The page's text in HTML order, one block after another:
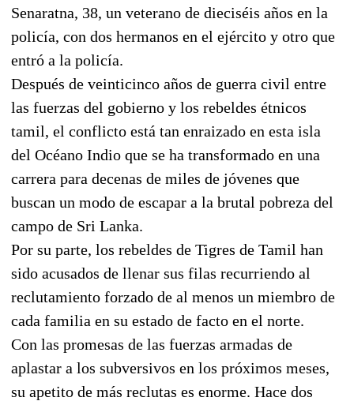
Senaratna, 38, un veterano de dieciséis años en la
policía, con dos hermanos en el ejército y otro que
entró a la policía.
Después de veinticinco años de guerra civil entre
las fuerzas del gobierno y los rebeldes étnicos
tamil, el conflicto está tan enraizado en esta isla
del Océano Indio que se ha transformado en una
carrera para decenas de miles de jóvenes que
buscan un modo de escapar a la brutal pobreza del
campo de Sri Lanka.
Por su parte, los rebeldes de Tigres de Tamil han
sido acusados de llenar sus filas recurriendo al
reclutamiento forzado de al menos un miembro de
cada familia en su estado de facto en el norte.
Con las promesas de las fuerzas armadas de
aplastar a los subversivos en los próximos meses,
su apetito de más reclutas es enorme. Hace dos